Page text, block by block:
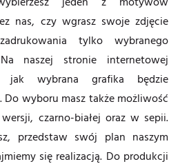
nas, czy wgrasz swoje zdjęcie
tylko wybranego
naszej stronie internetowej
jak wybrana grafika będzie
Do wyboru masz także możliwość
czarno-białej oraz w sepii.
przedstaw swój plan naszym
się realizacją. Do produkcji